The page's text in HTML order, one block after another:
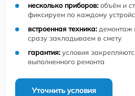
несколько приборов: объём и
фиксируем по каждому
встроенная техника: демонтаж
сразу закладываем в смету
гарантия: условия
выполненного ремонта
Уточнить условия